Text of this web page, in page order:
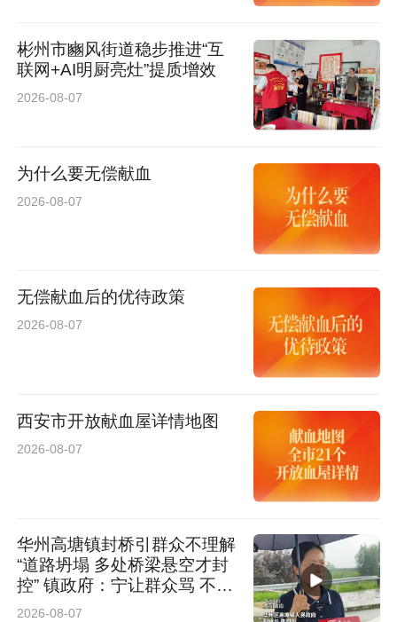
一位患者的信任都是一份沉甸甸的责任。“我们不
仅要做好手术，更要用心服务好每一位患者，让
他们在诊疗全程中感受到专业与温情。”
彬州市豳风街道稳步推进“互
联网+AI明厨亮灶”提质增效
2026-08-07
为什么要无偿献血
2026-08-07
无偿献血后的优待政策
2026-08-07
西安市开放献血屋详情地图
2026-08-07
华州高塘镇封桥引群众不理解
“道路坍塌 多处桥梁悬空才封
控” 镇政府：宁让群众骂 不让
群众哭
2026-08-07